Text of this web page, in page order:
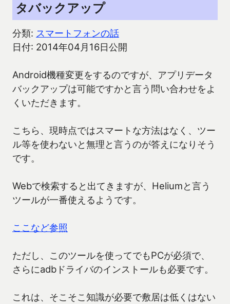
タバックアップ
分類: スマートフォンの話
日付: 2014年04月16日公開
Android機種変更をするのですが、アプリデータ
バックアップは可能ですかと言う問い合わせをよ
くいただきます。
こちら、現時点ではスマートな方法はなく、ツー
ル等を使わないと無理と言うのが答えになりそう
です。
Webで検索すると出てきますが、Heliumと言う
ツールが一番使えるようです。
ここなど参照
ただし、このツールを使ってでもPCが必須で、
さらにadbドライバのインストールも必要です。
これは、そこそこ知識が必要で敷居は低くはない